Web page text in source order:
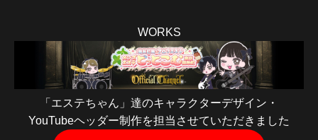
WORKS
「エステちゃん」達のキャラクターデザイン・
YouTubeヘッダー制作を担当させていただきました